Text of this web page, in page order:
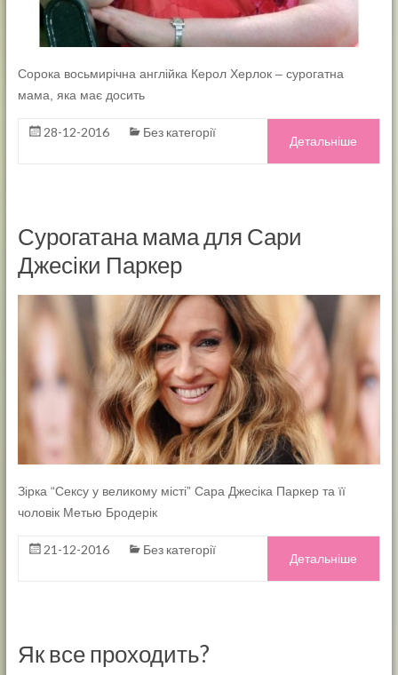
Сорока восьмирічна англійка Керол Херлок – сурогатна
мама, яка має досить
28-12-2016 Без категорії
Детальніше
Сурогатана мама для Сари
Джесіки Паркер
Зірка “Сексу у великому місті” Сара Джесіка Паркер та її
чоловік Метью Бродерік
21-12-2016 Без категорії
Детальніше
Як все проходить?